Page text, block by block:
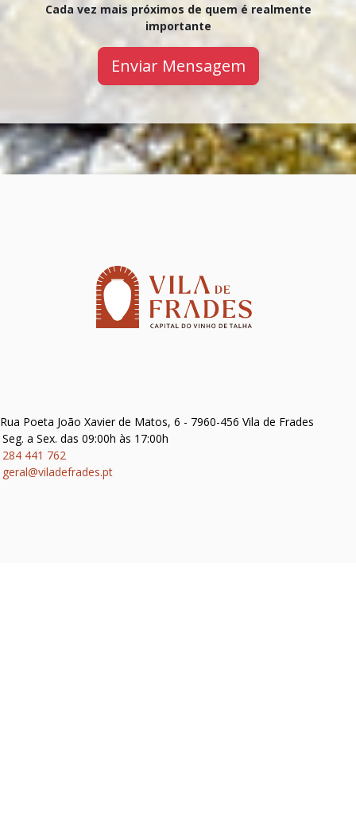
Cada vez mais próximos de quem é realmente
importante
Enviar Mensagem
Poeta João Xavier de Matos, 6 - 7960-456 Vila de Frades
Seg. a Sex. das 09:00h às 17:00h
284 441 762
geral@viladefrades.pt